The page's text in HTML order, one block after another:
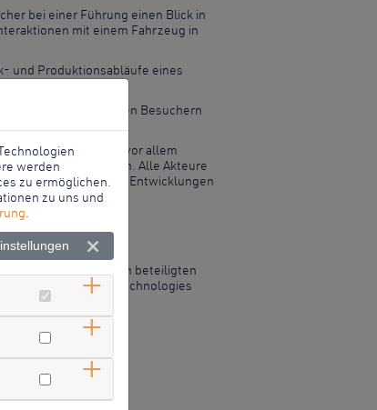
bei einer Führung einen Blick in
mit einem Fahrzeug in
und Produktionsabläufe eines
auf.
auch spontanen Besuchern
soll vor allem
ganze Welt ziehen. Alle Akteure
für die aktuellen Entwicklungen
dem RVV und den beteiligten
Automotive Technologies
wäre:
werden
zu ermöglichen.
zu uns und
.